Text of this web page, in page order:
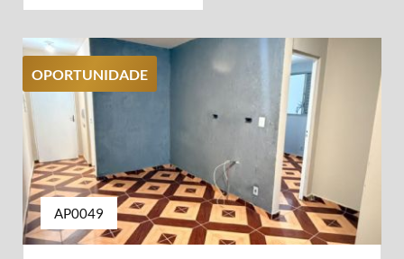
OPORTUNIDADE
AP0049